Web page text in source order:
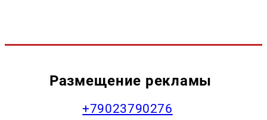
Размещение рекламы
+79023790276